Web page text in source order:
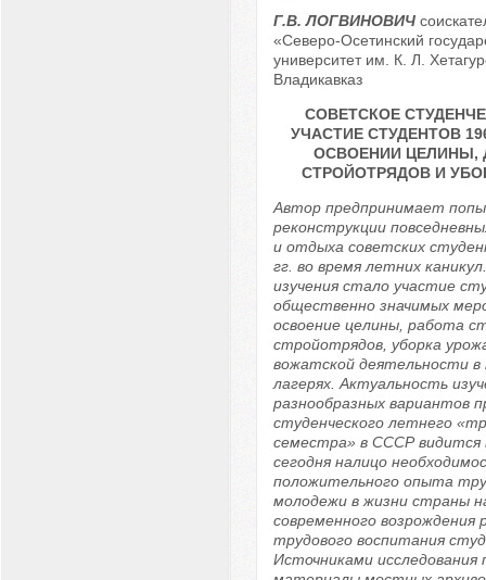
Г.В. ЛОГВИНОВИЧ
«Северо-Осетинский
университет им. К. Л.
Владикавказ
СОВЕТСКОЕ
УЧАСТИЕ СТУДЕНТОВ
ОСВОЕНИИ ЦЕЛИНЫ,
СТРОЙОТРЯДОВ И
Автор предпринимает
реконструкции
и отдыха советских
гг. во время летних
изучения стало участие
общественно значимых
освоение целины, работа
стройотрядов, уборка
вожатской деятельности в
лагерях. Актуальность
разнообразных вариантов
студенческого летнего
семестра» в СССР
сегодня налицо
положительного опыта
молодежи в жизни страны
современного возрождения
трудового воспитания
Источниками исследования